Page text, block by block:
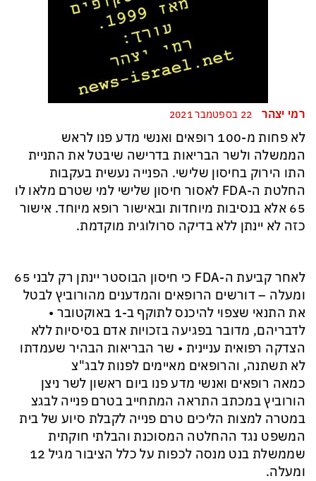
רמי יצהר
לא פחות מ-100 רופאים ואנשי מדע פנו לראש
הממשלה ולשר הבריאות בדרישה שיבטל את התניית
התו הירוק בחיסון שלישי. הפנייה נעשית בעקבות
החלטת ה-FDA לאסור חיסון שלישי למי שטרם מלאו לו
65 אלא בנסיבות מיוחדות ובאישור רופא מיוחד. אישור
כזה לא יינתן ללא בדיקה סרולוגית מוקדמת.
לאחר קביעת ה-FDA כי חיסון הבוסטר יינתן רק לבני 65
ומעלה – דורשים הרופאים והמדענים מהורוביץ לבטל
את התנאי שצפוי להיכנס לתוקף ב-1 באוקטובר •
לדבריהם, מדובר בפגיעה בזכויות אדם בסיסיות ללא
הצדקה רפואית עניינית • שר הבריאות הבהיר שעמדתו
לא תשתנה, והרופאים מאיימים לפנות לבג"צ
כמאה רופאים ואנשי מדע פנו ביום ראשון לשר ניצן
הורוביץ במכתב התראה המתחייב בטרם פנייה לבגצ
במטרה למצות הליכים טרם פנייה לקבלת סיוע של בית
המשפט נגד ההחלטה המסוכנת והבלתי חוקתית
שממשלת בנט מנסה לכפות על כלל הציבור מגיל 12
ומעלה.